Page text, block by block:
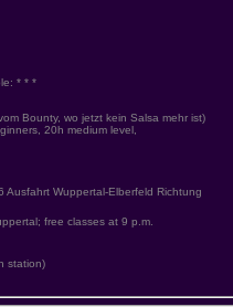
* * *
Bounty, wo jetzt kein Salsa mehr ist)
20h medium level,
Wuppertal-Elberfeld Richtung
free classes at 9 p.m.
station)